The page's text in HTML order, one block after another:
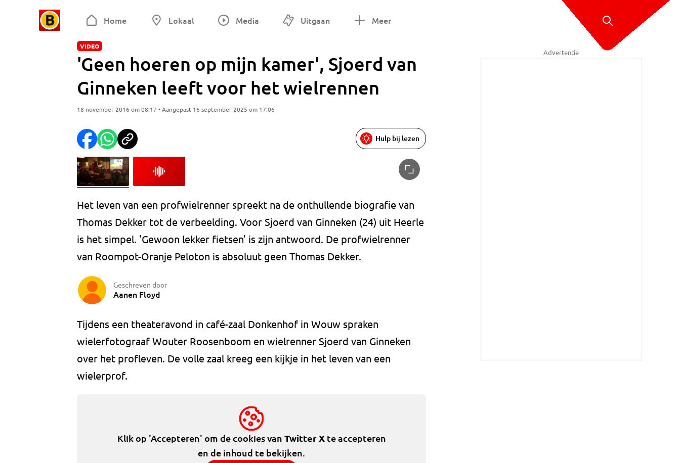
Home Lokaal Media Uitgaan Meer
VIDEO
'Geen hoeren op mijn kamer', Sjoerd van
Ginneken leeft voor het wielrennen
18 november 2016 om 08:17 • Aangepast 16 september 2025 om 17:06
Hulp bij lezen
Het leven van een profwielrenner spreekt na de onthullende biografie van
Thomas Dekker tot de verbeelding. Voor Sjoerd van Ginneken (24) uit Heerle
is het simpel. 'Gewoon lekker fietsen' is zijn antwoord. De profwielrenner
van Roompot-Oranje Peloton is absoluut geen Thomas Dekker.
Geschreven door
Aanen Floyd
Tijdens een theateravond in café-zaal Donkenhof in Wouw spraken
wielerfotograaf Wouter Roosenboom en wielrenner Sjoerd van Ginneken
over het profleven. De volle zaal kreeg een kijkje in het leven van een
wielerprof.
Klik op 'Accepteren' om de cookies van Twitter Xte accepteren
en de inhoud te bekijken.
Advertentie